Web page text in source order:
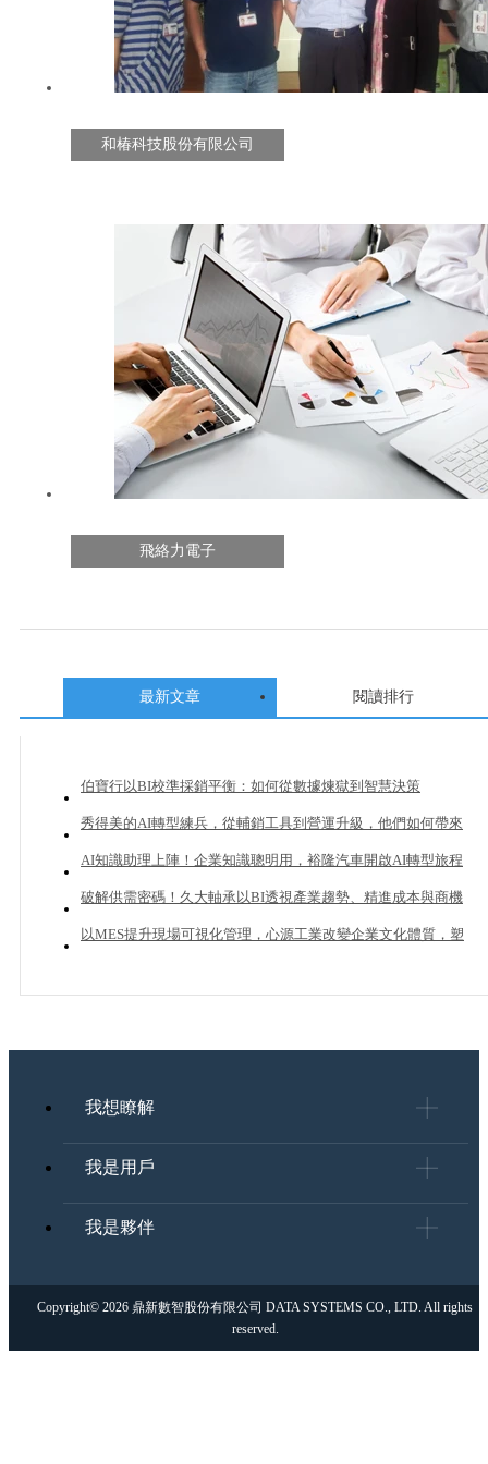
和椿科技股份有限公司
飛絡力電子
最新文章 閱讀排行
伯寶行以BI校準採銷平衡：如何從數據煉獄到智慧決策
秀得美的AI轉型練兵，從輔銷工具到營運升級，他們如何帶來
20%業績成長？
AI知識助理上陣！企業知識聰明用，裕隆汽車開啟AI轉型旅程
破解供需密碼！久大軸承以BI透視產業趨勢、精進成本與商機
管理
以MES提升現場可視化管理，心源工業改變企業文化體質，塑
我想瞭解
我是用戶
我是夥伴
Copyright© 2026 鼎新數智股份有限公司 DATA SYSTEMS CO., LTD. All rights
reserved.